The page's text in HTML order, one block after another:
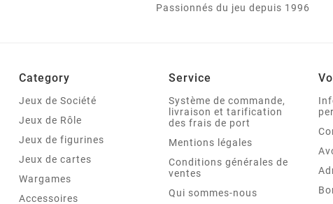
Passionnés du jeu depuis 1996
Category
Jeux de Société
Jeux de Rôle
Jeux de figurines
Jeux de cartes
Wargames
Accessoires
Service
Système de commande,
livraison et tarification
des frais de port
Mentions légales
Conditions générales de
ventes
Qui sommes-nous